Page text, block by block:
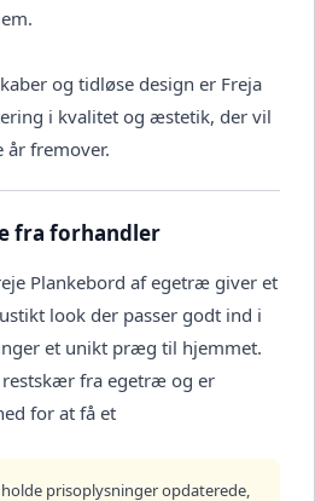
og tidløse design er Freja
i kvalitet og æstetik, der vil
år fremover.
fra forhandler
Plankebord af egetræ giver et
look der passer godt ind i
et unikt præg til hjemmet.
restskær fra egetræ og er
for at få et
prisoplysninger opdaterede,